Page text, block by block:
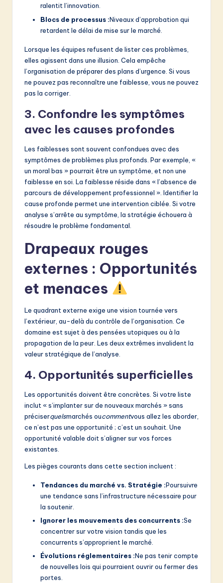
ralentit l’innovation.
Blocs de processus :Niveaux d’approbation qui
retardent le délai de mise sur le marché.
Lorsque les équipes refusent de lister ces problèmes,
elles agissent dans une illusion. Cela empêche
l’organisation de préparer des plans d’urgence. Si vous
ne pouvez pas reconnaître une faiblesse, vous ne pouvez
pas la corriger.
3. Confondre les symptômes
avec les causes profondes
Les faiblesses sont souvent confondues avec des
symptômes de problèmes plus profonds. Par exemple, «
un moral bas » pourrait être un symptôme, et non une
faiblesse en soi. La faiblesse réside dans « l’absence de
parcours de développement professionnel ». Identifier la
cause profonde permet une intervention ciblée. Si votre
analyse s’arrête au symptôme, la stratégie échouera à
résoudre le problème fondamental.
Drapeaux rouges
externes : Opportunités
et menaces
Le quadrant externe exige une vision tournée vers
l’extérieur, au-delà du contrôle de l’organisation. Ce
domaine est sujet à des pensées utopiques ou à la
propagation de la peur. Les deux extrêmes invalident la
valeur stratégique de l’analyse.
4. Opportunités superficielles
Les opportunités doivent être concrètes. Si votre liste
inclut « s’implanter sur de nouveaux marchés » sans
préciserquelsmarchés oucommentvous allez les aborder,
ce n’est pas une opportunité ; c’est un souhait. Une
opportunité valable doit s’aligner sur vos forces
existantes.
Les pièges courants dans cette section incluent :
Tendances du marché vs. Stratégie :Poursuivre
une tendance sans l’infrastructure nécessaire pour
la soutenir.
Ignorer les mouvements des concurrents :Se
concentrer sur votre vision tandis que les
concurrents s’approprient le marché.
Évolutions réglementaires :Ne pas tenir compte
de nouvelles lois qui pourraient ouvrir ou fermer des
portes.